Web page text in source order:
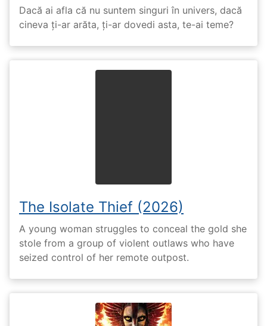
Dacă ai afla că nu suntem singuri în univers, dacă
cineva ți-ar arăta, ți-ar dovedi asta, te-ai teme?
The Isolate Thief (2026)
A young woman struggles to conceal the gold she
stole from a group of violent outlaws who have
seized control of her remote outpost.